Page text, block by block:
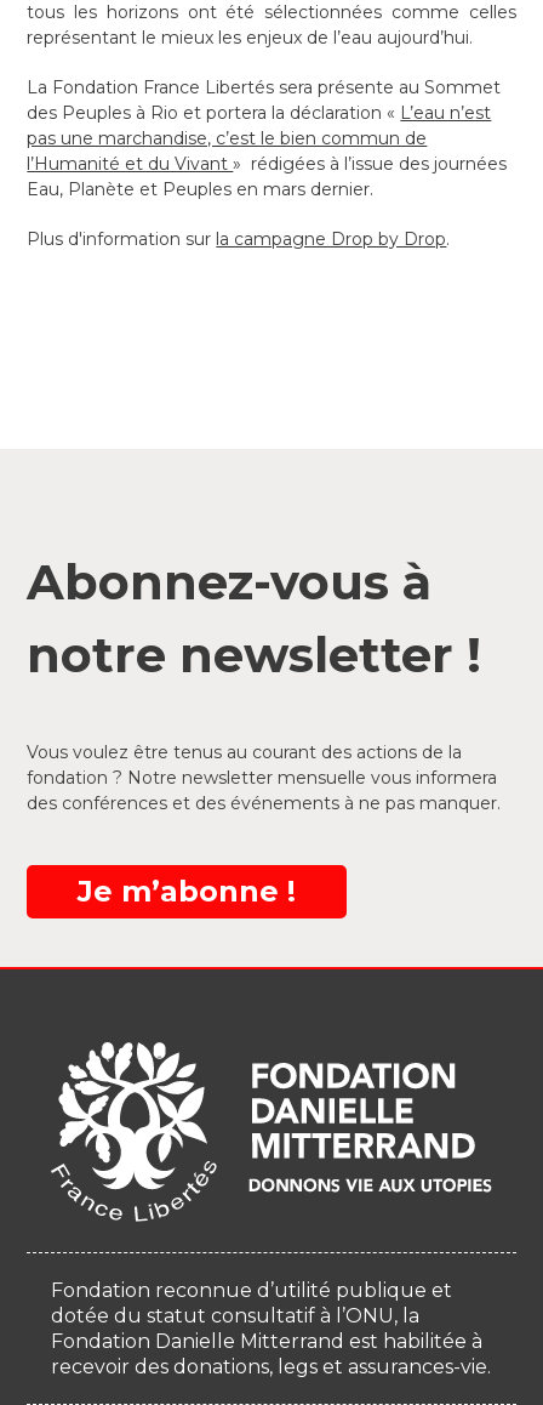
tous les horizons ont été sélectionnées comme celles
représentant le mieux les enjeux de l’eau aujourd’hui.
La Fondation France Libertés sera présente au Sommet
des Peuples à Rio et portera la déclaration « L’eau n’est
pas une marchandise, c’est le bien commun de
l’Humanité et du Vivant» rédigées à l’issue des journées
Eau, Planète et Peuples en mars dernier.
Plus d'information sur la campagne Drop by Drop.
Abonnez-vous à
notre newsletter !
Vous voulez être tenus au courant des actions de la
fondation ? Notre newsletter mensuelle vous informera
des conférences et des événements à ne pas manquer.
Je m’abonne !
Fondation reconnue d’utilité publique et
dotée du statut consultatif à l’ONU, la
Fondation Danielle Mitterrand est habilitée à
recevoir des donations, legs et assurances-vie.